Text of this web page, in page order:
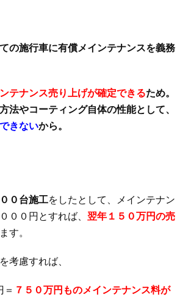
の施行車に有償メインテナンスを義務
テナンス売り上げが確定できるため。
法やコーティング自体の性能として、
きないから。
０台施工をしたとして、メインテナン
００円とすれば、翌年１５０万円の売
す。
考慮すれば、
＝ ７５０万円ものメインテナンス料が